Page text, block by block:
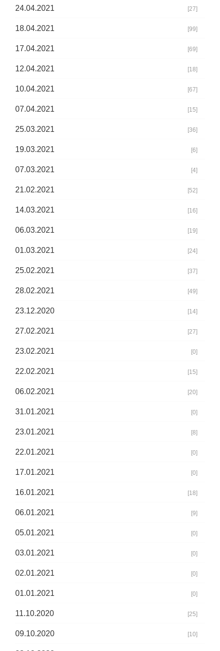
24.04.2021 [27]
18.04.2021 [99]
17.04.2021 [69]
12.04.2021 [18]
10.04.2021 [67]
07.04.2021 [15]
25.03.2021 [36]
19.03.2021 [6]
07.03.2021 [4]
21.02.2021 [52]
14.03.2021 [16]
06.03.2021 [19]
01.03.2021 [24]
25.02.2021 [37]
28.02.2021 [49]
23.12.2020 [14]
27.02.2021 [27]
23.02.2021 [0]
22.02.2021 [15]
06.02.2021 [20]
31.01.2021 [0]
23.01.2021 [8]
22.01.2021 [0]
17.01.2021 [0]
16.01.2021 [18]
06.01.2021 [9]
05.01.2021 [0]
03.01.2021 [0]
02.01.2021 [0]
01.01.2021 [0]
11.10.2020 [25]
09.10.2020 [10]